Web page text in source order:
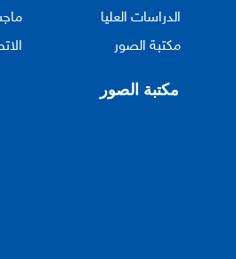
الدراسات العليا
مكتبة الصور